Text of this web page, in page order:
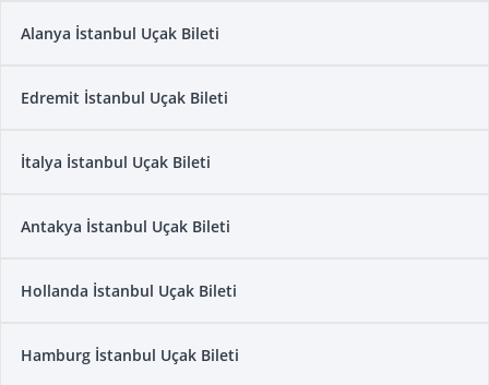
Alanya İstanbul Uçak Bileti
Edremit İstanbul Uçak Bileti
İtalya İstanbul Uçak Bileti
Antakya İstanbul Uçak Bileti
Hollanda İstanbul Uçak Bileti
Hamburg İstanbul Uçak Bileti